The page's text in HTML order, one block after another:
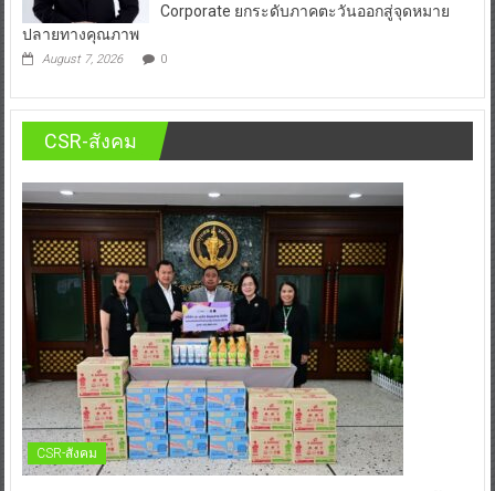
Corporate ยกระดับภาคตะวันออกสู่จุดหมาย
ปลายทางคุณภาพ
August 7, 2026 0
CSR-สังคม
CSR-สังคม